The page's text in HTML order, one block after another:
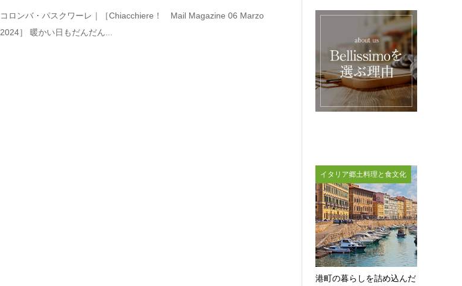
コロンバ・パスクワーレ｜［Chiacchiere！ Mail Magazine 06 Marzo
2024］ 暖かい日もだんだん...
イタリア郷土料理と食文化
港町の暮らしを詰め込んだ